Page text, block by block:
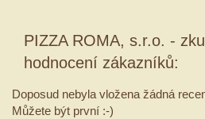
PIZZA ROMA, s.r.o. -
hodnocení zákazníků:
Doposud nebyla vložena žádná
Můžete být první :-)